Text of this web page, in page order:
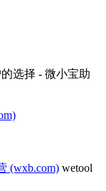
选择 - 微小宝助
(wxb.com) wetool